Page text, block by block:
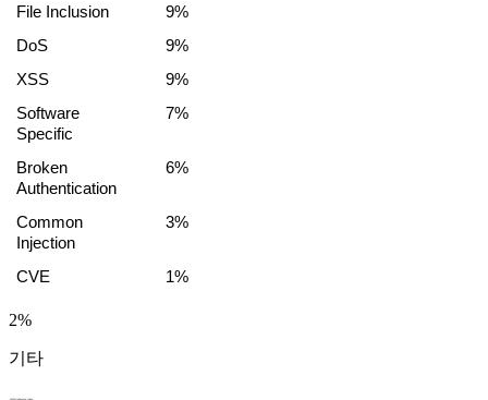
File Inclusion
9%
DoS
9%
XSS
9%
Software
Specific
7%
Broken
Authentication
6%
Common
Injection
3%
CVE 1%
2%
기타